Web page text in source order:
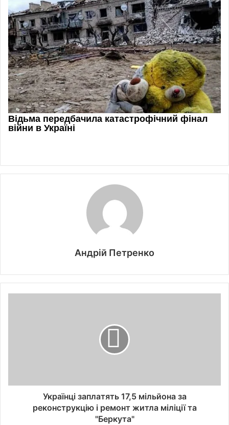
Андрій Петренко
Українці заплатять 17,5 мільйона за
реконструкцію і ремонт житла міліції та
"Беркута"